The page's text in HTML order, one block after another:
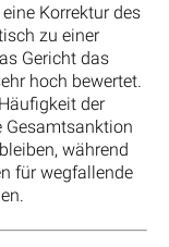
Korrektur des
zu einer
Gericht das
hoch bewertet.
der
Gesamtsanktion
während
für wegfallende